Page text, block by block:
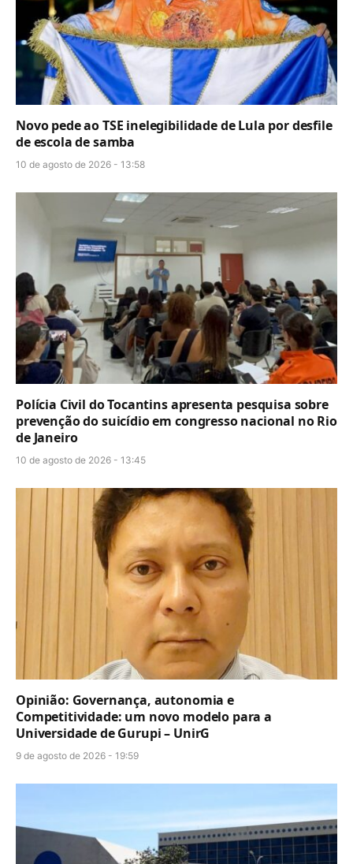
Novo pede ao TSE inelegibilidade de Lula por desfile
de escola de samba
10 de agosto de 2026 - 13:58
Polícia Civil do Tocantins apresenta pesquisa sobre
prevenção do suicídio em congresso nacional no Rio
de Janeiro
10 de agosto de 2026 - 13:45
Opinião: Governança, autonomia e
Competitividade: um novo modelo para a
Universidade de Gurupi – UnirG
9 de agosto de 2026 - 19:59